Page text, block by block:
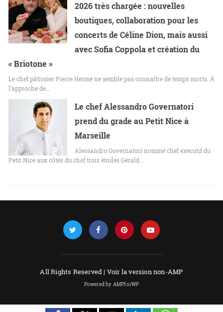
2026 très chargée : nouvelles
boutiques, collaboration pour les
concerts de Céline Dion, mais aussi
avec Sofia Coppola et création du
« Briotone »
Le chef pâtissier Pierre Hermé ne semble pas connaître de temps morts. À
l’approche de…
Le chef Alessandro Governatori
prend du grade au Petit Nice à
Marseille
Alessandro Governatori nommé chef exécutif du
Petit Nice aux côtés du chef trois étoiles Gérald…
All Rights Reserved | Voir la version non-AMP
Powered by AMPforWP